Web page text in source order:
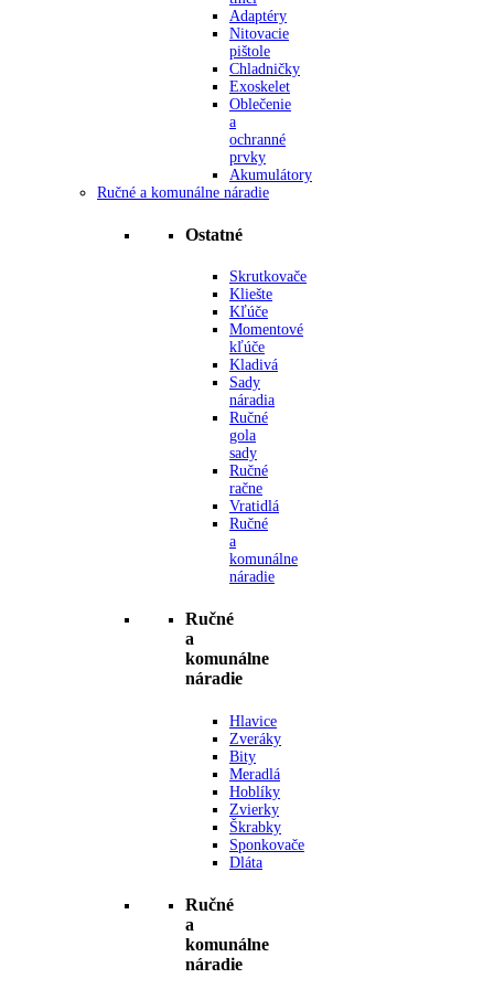
Adaptéry
Nitovacie
pištole
Chladničky
Exoskelet
Oblečenie
a
ochranné
prvky
Akumulátory
Ručné a komunálne náradie
Ostatné
Skrutkovače
Kliešte
Kľúče
Momentové
kľúče
Kladivá
Sady
náradia
Ručné
gola
sady
Ručné
račne
Vratidlá
Ručné
a
komunálne
náradie
Ručné
a
komunálne
náradie
Hlavice
Zveráky
Bity
Meradlá
Hoblíky
Zvierky
Škrabky
Sponkovače
Dláta
Ručné
a
komunálne
náradie